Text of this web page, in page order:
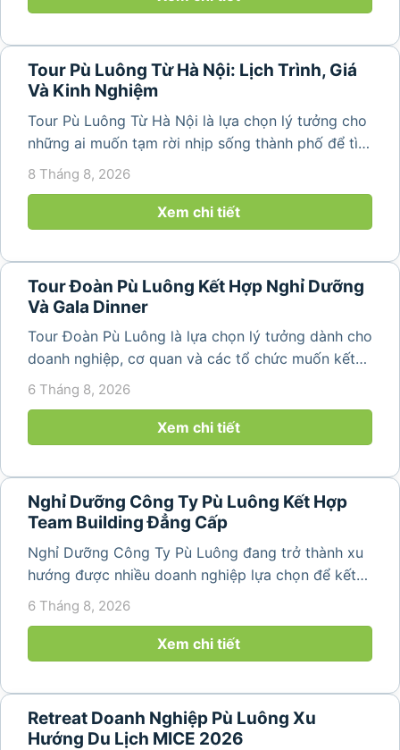
Tour Pù Luông Từ Hà Nội: Lịch Trình, Giá
Và Kinh Nghiệm
Tour Pù Luông Từ Hà Nội là lựa chọn lý tưởng cho
những ai muốn tạm rời nhịp sống thành phố để tìm
về không gian núi rừng xanh mát, những bản làng
yên bình và ruộng bậc thang đặc trưng của Pù
8 Tháng 8, 2026
Xem chi tiết
Tour Đoàn Pù Luông Kết Hợp Nghỉ Dưỡng
Và Gala Dinner
Tour Đoàn Pù Luông là lựa chọn lý tưởng dành cho
doanh nghiệp, cơ quan và các tổ chức muốn kết
hợp nghỉ dưỡng, tham quan và tổ chức các hoạt
nguyên sơ, không khí...
6 Tháng 8, 2026
Xem chi tiết
Nghỉ Dưỡng Công Ty Pù Luông Kết Hợp
Team Building Đẳng Cấp
Nghỉ Dưỡng Công Ty Pù Luông đang trở thành xu
hướng được nhiều doanh nghiệp lựa chọn để kết
hợp giữa nghỉ ngơi, tái tạo năng lượng và xây
dựng tinh thần đồng đội. Thay vì những chuyến du
lịch đơn thuần, nhiều công ty...
6 Tháng 8, 2026
Xem chi tiết
Retreat Doanh Nghiệp Pù Luông Xu
Hướng Du Lịch MICE 2026